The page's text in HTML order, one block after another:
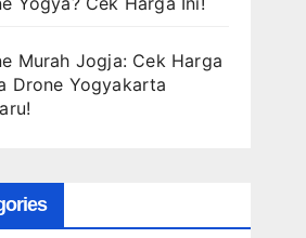
Murah Jogja: Cek Harga
Drone Yogyakarta